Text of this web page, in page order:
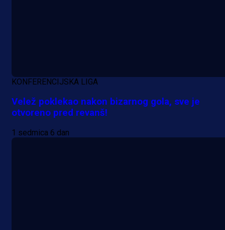
KONFERENCIJSKA LIGA
Velež poklekao nakon bizarnog gola, sve je
otvoreno pred revanš!
1 sedmica 6 dan